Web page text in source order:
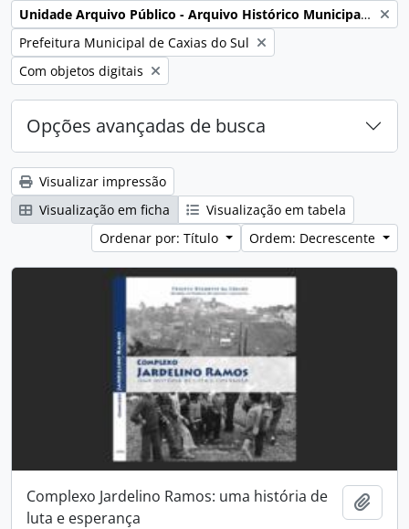
Remover filtro:
Unidade Arquivo Público - Arquivo Histórico Municipal João Spadari Adami
Remover filtro:
Prefeitura Municipal de Caxias do Sul
Remover filtro:
Com objetos digitais
Opções avançadas de busca
Visualizar impressão
Visualização em ficha
Visualização em tabela
Ordenar por: Título
Ordem: Decrescente
Complexo Jardelino Ramos: uma história de
luta e esperança